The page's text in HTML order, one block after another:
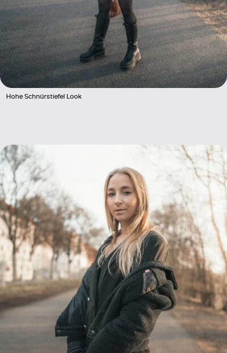
Hohe Schnürstiefel Look